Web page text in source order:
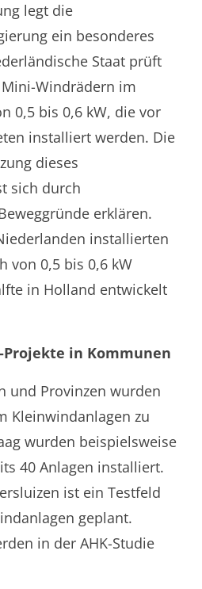
legt die
ein besonderes
Staat prüft
Windrädern im
0,5 bis 0,6 kW, die vor
installiert werden. Die
dieses
sich durch
erklären.
installierten
von 0,5 bis 0,6 kW
in Holland entwickelt
in Kommunen
und Provinzen wurden
Kleinwindanlagen zu
wurden beispielsweise
40 Anlagen installiert.
ist ein Testfeld
geplant.
in der AHK-Studie